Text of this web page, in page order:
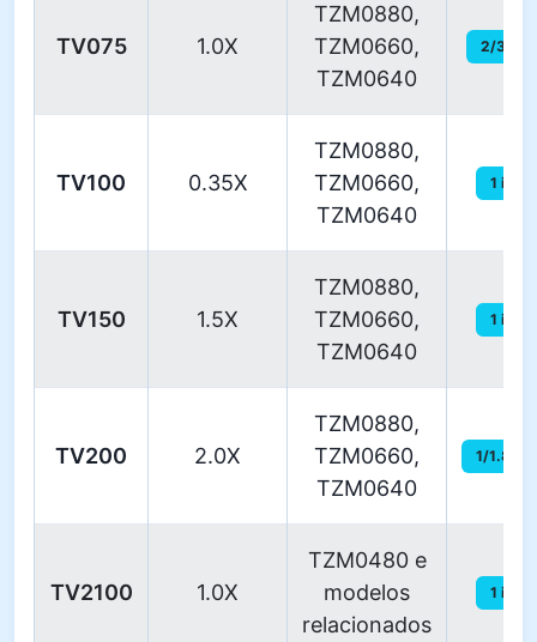
TV075 1.0X
TZM0880,
TZM0660,
TZM0640
2/3 in
TV100 0.35X
TZM0880,
TZM0660,
TZM0640
1 in
TV150 1.5X
TZM0880,
TZM0660,
TZM0640
1 in
TV200 2.0X
TZM0880,
TZM0660,
TZM0640
1/1.8 in
TV2100 1.0X
TZM0480 e
modelos
relacionados
1 in